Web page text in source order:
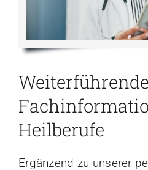
Weiterführende
Heilberufe
Ergänzend zu unserer